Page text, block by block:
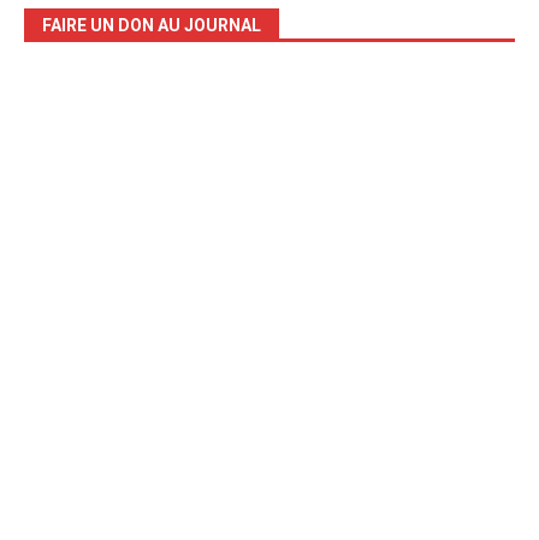
FAIRE UN DON AU JOURNAL